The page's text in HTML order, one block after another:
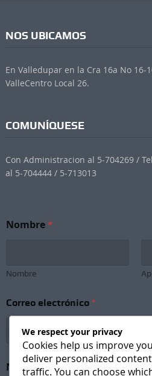
NOS UBICAMOS
En Valledupar en la Cra 16a No 16-
ValleCentro Local 26.
COMUNÍQUESE
Con Administracion al 5-704269 /
al 5-704444 / 5-713013
Nombre*
Nombre
l
e
ó
Correo electrónico *
Newsletter Subscription*
We respect your privacy
Cookies help us improve
deliver personalized
traffic. You can choose